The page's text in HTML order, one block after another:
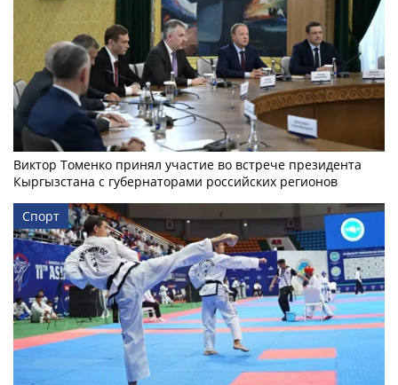
Виктор Томенко принял участие во встрече президента
Кыргызстана с губернаторами российских регионов
Спорт